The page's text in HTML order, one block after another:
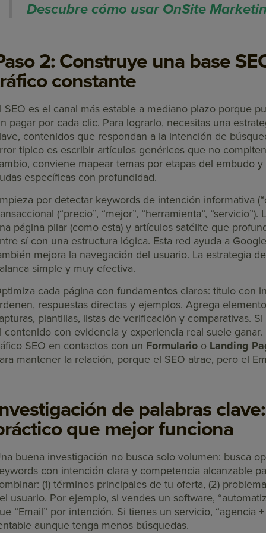
Descubre cómo usar OnSite
2: Construye una base
constante
SEO es el canal más estable a mediano plazo porque
pagar por cada clic. Para lograrlo, necesitas una
contenidos que respondan a la intención de
típico es escribir artículos genéricos que no
conviene mapear temas por etapas del embudo
específicas con profundidad.
por detectar keywords de intención informativa
(“precio”, “mejor”, “herramienta”,
página pilar (como esta) y artículos satélite que
sí con una estructura lógica. Esta red ayuda a
mejora la navegación del usuario. La estrategia
simple y muy efectiva.
cada página con fundamentos claros: título con
respuestas directas y ejemplos. Agrega
plantillas, listas de verificación y comparativas.
contenido con evidencia y experiencia real suele
SEO en contactos con un Formulario o Landing
mantener la relación, porque el SEO atrae, pero el
de palabras
que mejor funciona
buena investigación no busca solo volumen: busca
con intención clara y competencia alcanzable
(1) términos principales de tu oferta, (2)
usuario. Por ejemplo, si vendes un software,
“Email” por intención. Si tienes un servicio, “agencia
aunque tenga menos búsquedas.